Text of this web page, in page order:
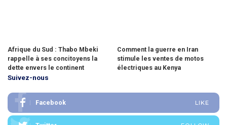
Afrique du Sud : Thabo Mbeki
rappelle à ses concitoyens la
dette envers le continent
Comment la guerre en Iran
stimule les ventes de motos
électriques au Kenya
Suivez-nous
Facebook LIKE